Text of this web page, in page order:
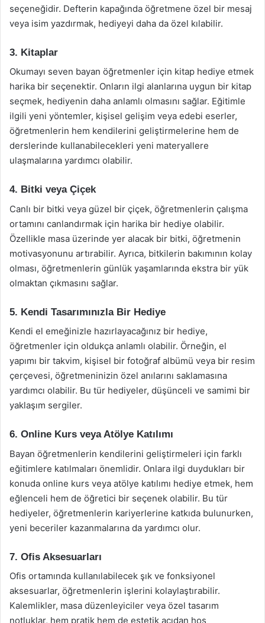
seçeneğidir. Defterin kapağında öğretmene özel bir mesaj
veya isim yazdırmak, hediyeyi daha da özel kılabilir.
3. Kitaplar
Okumayı seven bayan öğretmenler için kitap hediye etmek
harika bir seçenektir. Onların ilgi alanlarına uygun bir kitap
seçmek, hediyenin daha anlamlı olmasını sağlar. Eğitimle
ilgili yeni yöntemler, kişisel gelişim veya edebi eserler,
öğretmenlerin hem kendilerini geliştirmelerine hem de
derslerinde kullanabilecekleri yeni materyallere
ulaşmalarına yardımcı olabilir.
4. Bitki veya Çiçek
Canlı bir bitki veya güzel bir çiçek, öğretmenlerin çalışma
ortamını canlandırmak için harika bir hediye olabilir.
Özellikle masa üzerinde yer alacak bir bitki, öğretmenin
motivasyonunu artırabilir. Ayrıca, bitkilerin bakımının kolay
olması, öğretmenlerin günlük yaşamlarında ekstra bir yük
olmaktan çıkmasını sağlar.
5. Kendi Tasarımınızla Bir Hediye
Kendi el emeğinizle hazırlayacağınız bir hediye,
öğretmenler için oldukça anlamlı olabilir. Örneğin, el
yapımı bir takvim, kişisel bir fotoğraf albümü veya bir resim
çerçevesi, öğretmeninizin özel anılarını saklamasına
yardımcı olabilir. Bu tür hediyeler, düşünceli ve samimi bir
yaklaşım sergiler.
6. Online Kurs veya Atölye Katılımı
Bayan öğretmenlerin kendilerini geliştirmeleri için farklı
eğitimlere katılmaları önemlidir. Onlara ilgi duydukları bir
konuda online kurs veya atölye katılımı hediye etmek, hem
eğlenceli hem de öğretici bir seçenek olabilir. Bu tür
hediyeler, öğretmenlerin kariyerlerine katkıda bulunurken,
yeni beceriler kazanmalarına da yardımcı olur.
7. Ofis Aksesuarları
Ofis ortamında kullanılabilecek şık ve fonksiyonel
aksesuarlar, öğretmenlerin işlerini kolaylaştırabilir.
Kalemlikler, masa düzenleyiciler veya özel tasarım
notluklar, hem pratik hem de estetik açıdan hoş